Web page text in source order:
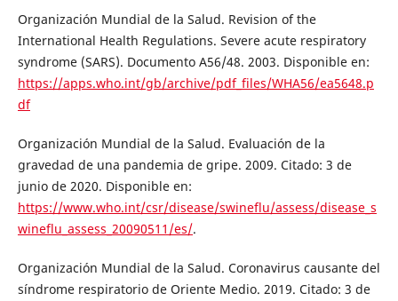
Organización Mundial de la Salud. Revision of the
International Health Regulations. Severe acute respiratory
syndrome (SARS). Documento A56/48. 2003. Disponible en:
https://apps.who.int/gb/archive/pdf_files/WHA56/ea5648.p
df
Organización Mundial de la Salud. Evaluación de la
gravedad de una pandemia de gripe. 2009. Citado: 3 de
junio de 2020. Disponible en:
https://www.who.int/csr/disease/swineflu/assess/disease_s
wineflu_assess_20090511/es/.
Organización Mundial de la Salud. Coronavirus causante del
síndrome respiratorio de Oriente Medio. 2019. Citado: 3 de